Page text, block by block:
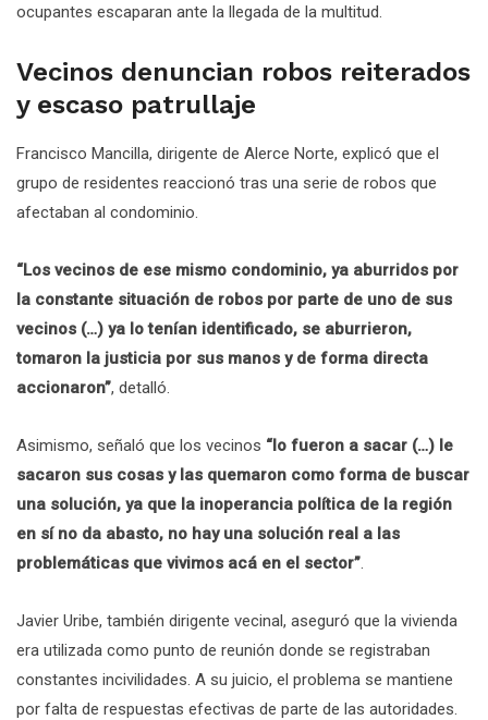
ocupantes escaparan ante la llegada de la multitud.
Vecinos denuncian robos reiterados
y escaso patrullaje
Francisco Mancilla, dirigente de Alerce Norte, explicó que el
grupo de residentes reaccionó tras una serie de robos que
afectaban al condominio.
“Los vecinos de ese mismo condominio, ya aburridos por
la constante situación de robos por parte de uno de sus
vecinos (…) ya lo tenían identificado, se aburrieron,
tomaron la justicia por sus manos y de forma directa
accionaron”, detalló.
Asimismo, señaló que los vecinos “lo fueron a sacar (…) le
sacaron sus cosas y las quemaron como forma de buscar
una solución, ya que la inoperancia política de la región
en sí no da abasto, no hay una solución real a las
problemáticas que vivimos acá en el sector”
Javier Uribe, también dirigente vecinal, aseguró que la vivienda
era utilizada como punto de reunión donde se registraban
constantes incivilidades. A su juicio, el problema se mantiene
por falta de respuestas efectivas de parte de las autoridades.